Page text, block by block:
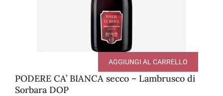
PODERE CA’ BIANCA secco – Lambrusco di
Sorbara DOP
AGGIUNGI AL CARRELLO